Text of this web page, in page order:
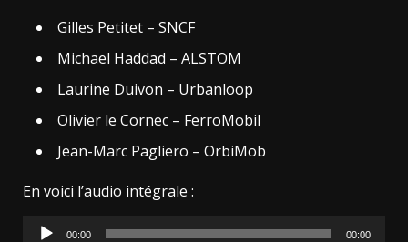
Gilles Petitet – SNCF
Michael Haddad – ALSTOM
Laurine Duivon – Urbanloop
Olivier le Cornec – FerroMobil
Jean-Marc Pagliero – OrbiMob
En voici l’audio intégrale :
Lecteur 00:00 00:00